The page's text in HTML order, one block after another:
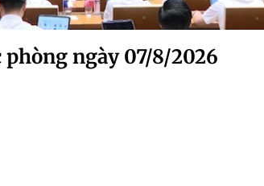
phòng ngày 07/8/2026